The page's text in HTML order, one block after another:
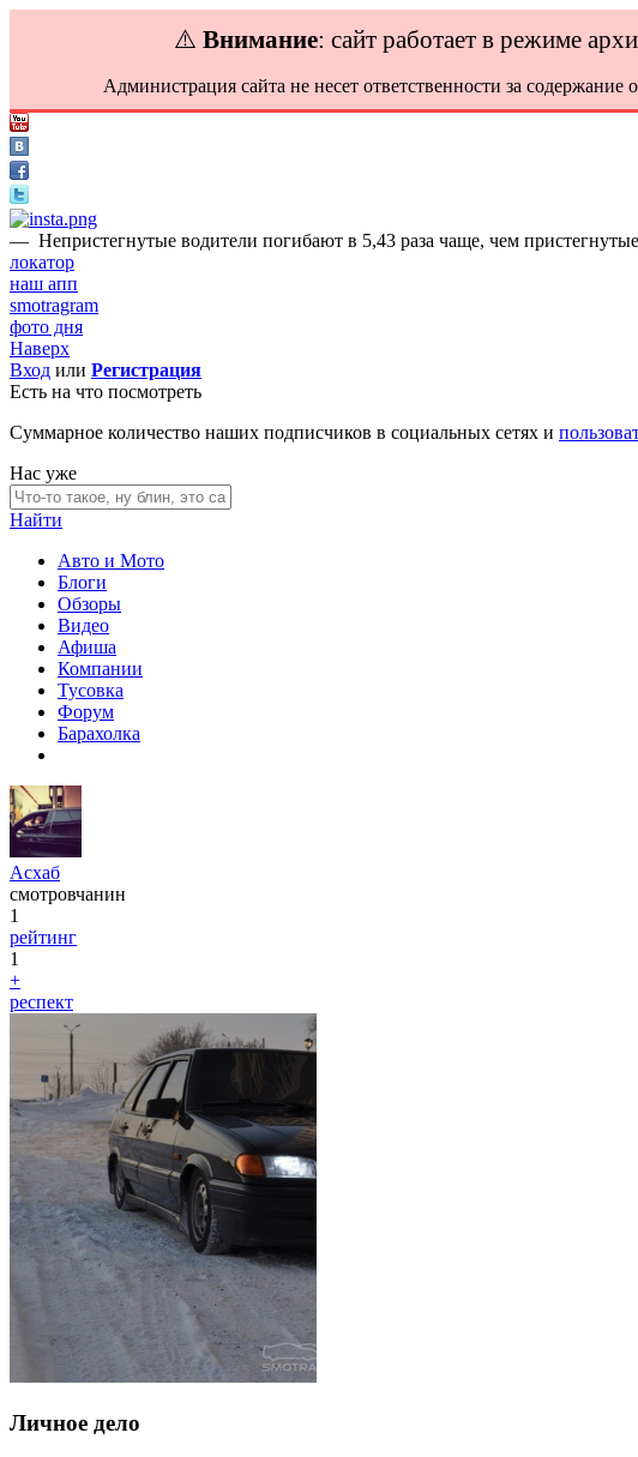
⚠️ Внимание: сайт работает в режиме
Администрация сайта не несет ответственности за
— Непристегнутые водители погибают в 5,43 раза чаще, чем
локатор
наш апп
smotragram
фото дня
Наверх
Вход или Регистрация
Есть на что посмотреть
Суммарное количество наших подписчиков в социальных сетях и
Нас уже
Найти
Авто и Мото
Блоги
Обзоры
Видео
Афиша
Компании
Тусовка
Форум
Барахолка
Асхаб
смотровчанин
1
рейтинг
1
+
респект
Личное дело